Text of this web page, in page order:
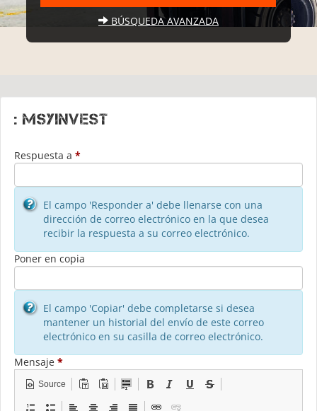
BÚSQUEDA AVANZADA
: msyinvest
Respuesta a *
El campo 'Responder a' debe llenarse con una
dirección de correo electrónico en la que desea
recibir la respuesta a su correo electrónico.
Poner en copia
El campo 'Copiar' debe completarse si desea
mantener un historial del envío de este correo
electrónico en su casilla de correo electrónico.
Mensaje *
Source